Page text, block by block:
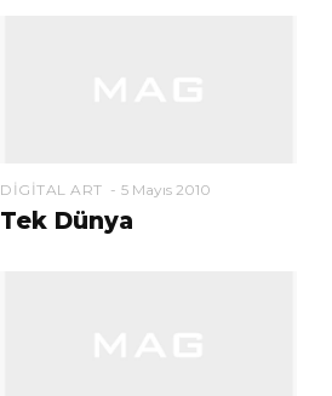
DIGITAL ART 5 Mayıs 2010
Tek Dünya